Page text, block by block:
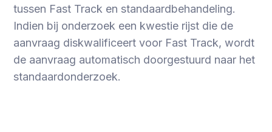
tussen Fast Track en standaardbehandeling.
Indien bij onderzoek een kwestie rijst die de
aanvraag diskwalificeert voor Fast Track, wordt
de aanvraag automatisch doorgestuurd naar het
standaardonderzoek.